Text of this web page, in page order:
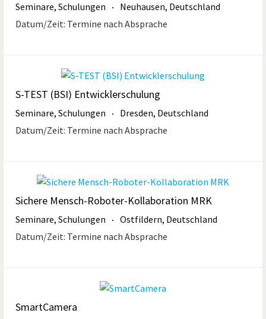
Seminare, Schulungen
Neuhausen, Deutschland
Datum/Zeit: Termine nach Absprache
S-TEST (BSI) Entwicklerschulung
Seminare, Schulungen
Dresden, Deutschland
Datum/Zeit: Termine nach Absprache
Sichere Mensch-Roboter-Kollaboration MRK
Seminare, Schulungen
Ostfildern, Deutschland
Datum/Zeit: Termine nach Absprache
SmartCamera